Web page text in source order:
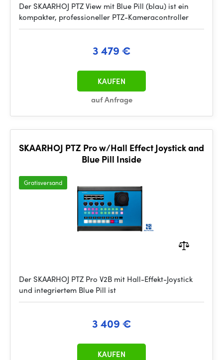
Der SKAARHOJ PTZ View mit Blue Pill (blau) ist ein
kompakter, professioneller PTZ-Kameracontroller
3 479 €
auf Anfrage
KAUFEN
SKAARHOJ PTZ Pro w/Hall Effect Joystick and
Blue Pill Inside
Gratisversand
Der SKAARHOJ PTZ Pro V2B mit Hall-Effekt-Joystick
und integriertem Blue Pill ist
3 409 €
KAUFEN